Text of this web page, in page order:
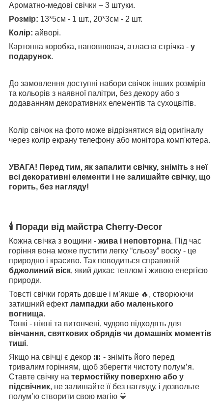
Ароматно-медові свічки – 3 штуки.
Розмір: 13*5см - 1 шт., 20*3см - 2 шт.
Колір: айворі.
Картонна коробка, наповнювач, атласна стрічка - у
подарунок.
До замовлення доступні набори свічок інших розмірів
та кольорів з наявної палітри, без декору або з
додаванням декоративних елементів та сухоцвітів.
Колір свічок на фото може відрізнятися від оригіналу
через колір екрану телефону або монітора комп'ютера.
УВАГА! Перед тим, як запалити свічку, зніміть з неї
всі декоративні елементи і не залишайте свічку, що
горить, без нагляду!
🕯 Поради від майстра Cherry-Decor
Кожна свічка з вощини - жива і неповторна. Під час
горіння вона може пустити легку “сльозу” воску - це
природно і красиво. Так поводиться справжній
бджолиний віск, який дихає теплом і живою енергією
природи.
Товсті свічки горять довше і м’якше 🔥, створюючи
затишний ефект лампадки або маленького
вогнища.
Тонкі - ніжні та витончені, чудово підходять для
вінчання, святкових обрядів чи домашніх моментів
тиші.
Якщо на свічці є декор 🎀 - зніміть його перед
тривалим горінням, щоб зберегти чистоту полум’я.
Ставте свічку на термостійку поверхню або у
підсвічник, не залишайте її без нагляду, і дозвольте
полум’ю створити свою магію 💛